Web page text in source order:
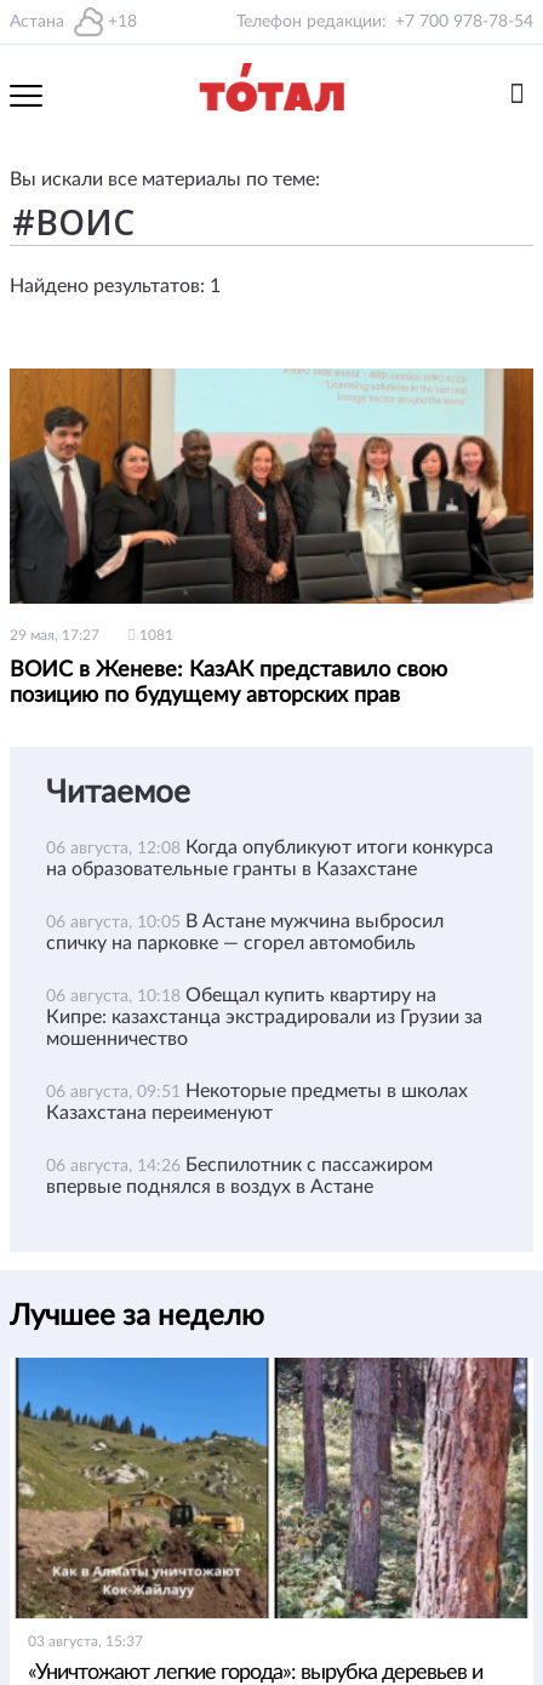
Астана +18 Телефон редакции: +7 700 978-78-54
Вы искали все материалы по теме:
Найдено результатов: 1
29 мая, 17:27 1081
ВОИС в Женеве: КазАК представило свою
позицию по будущему авторских прав
Читаемое
06 августа, 12:08 Когда опубликуют итоги конкурса
на образовательные гранты в Казахстане
06 августа, 10:05 В Астане мужчина выбросил
спичку на парковке — сгорел автомобиль
06 августа, 10:18 Обещал купить квартиру на
Кипре: казахстанца экстрадировали из Грузии за
мошенничество
06 августа, 09:51 Некоторые предметы в школах
Казахстана переименуют
06 августа, 14:26 Беспилотник с пассажиром
впервые поднялся в воздух в Астане
Лучшее за неделю
03 августа, 15:37
«Уничтожают легкие города»: вырубка деревьев и